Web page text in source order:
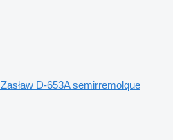
Zasław D-653A semirremolque